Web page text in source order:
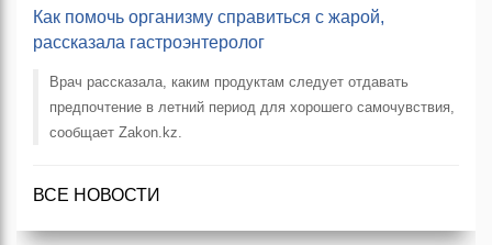
Как помочь организму справиться с жарой,
рассказала гастроэнтеролог
Врач рассказала, каким продуктам следует отдавать
предпочтение в летний период для хорошего самочувствия,
сообщает Zakon.kz.
ВСЕ НОВОСТИ